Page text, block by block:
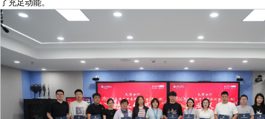
了充足动能。